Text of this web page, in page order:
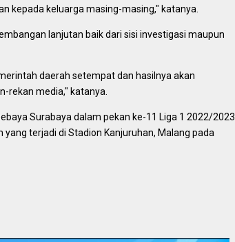
kepada keluarga masing-masing," katanya.
lanjutan baik dari sisi investigasi maupun
daerah setempat dan hasilnya akan
rekan media," katanya.
Surabaya dalam pekan ke-11 Liga 1 2022/2023
terjadi di Stadion Kanjuruhan, Malang pada